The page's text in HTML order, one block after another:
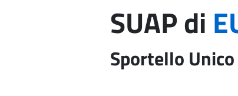
SUAP di
Sportello